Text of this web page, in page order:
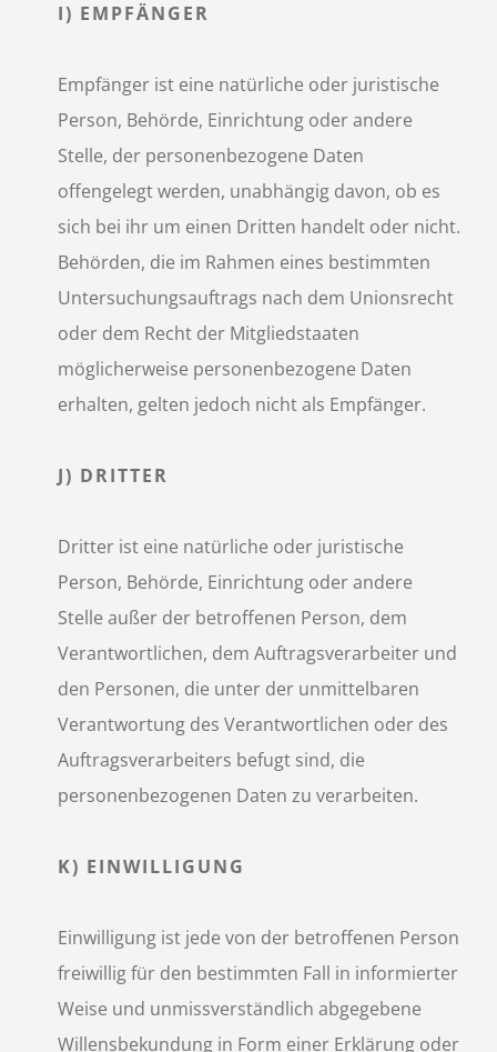
I) EMPFÄNGER
Empfänger ist eine natürliche oder juristische
Person, Behörde, Einrichtung oder andere
Stelle, der personenbezogene Daten
offengelegt werden, unabhängig davon, ob es
sich bei ihr um einen Dritten handelt oder nicht.
Behörden, die im Rahmen eines bestimmten
Untersuchungsauftrags nach dem Unionsrecht
oder dem Recht der Mitgliedstaaten
möglicherweise personenbezogene Daten
erhalten, gelten jedoch nicht als Empfänger.
J) DRITTER
Dritter ist eine natürliche oder juristische
Person, Behörde, Einrichtung oder andere
Stelle außer der betroffenen Person, dem
Verantwortlichen, dem Auftragsverarbeiter und
den Personen, die unter der unmittelbaren
Verantwortung des Verantwortlichen oder des
Auftragsverarbeiters befugt sind, die
personenbezogenen Daten zu verarbeiten.
K) EINWILLIGUNG
Einwilligung ist jede von der betroffenen Person
freiwillig für den bestimmten Fall in informierter
Weise und unmissverständlich abgegebene
Willensbekundung in Form einer Erklärung oder